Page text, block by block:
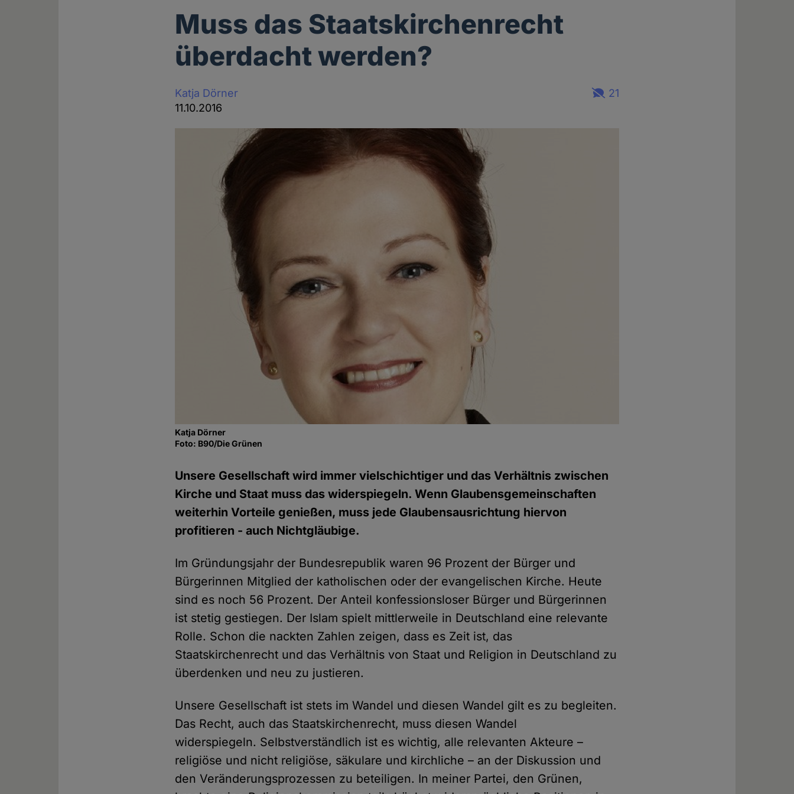
Muss das Staatskirchenrecht
überdacht werden?
Katja Dörner
11.10.2016
21
Katja Dörner
Foto: B90/Die Grünen
Unsere Gesellschaft wird immer vielschichtiger und das Verhältnis zwischen
Kirche und Staat muss das widerspiegeln. Wenn Glaubensgemeinschaften
weiterhin Vorteile genießen, muss jede Glaubensausrichtung hiervon
profitieren - auch Nichtgläubige.
Im Gründungsjahr der Bundesrepublik waren 96 Prozent der Bürger und
Bürgerinnen Mitglied der katholischen oder der evangelischen Kirche. Heute
sind es noch 56 Prozent. Der Anteil konfessionsloser Bürger und Bürgerinnen
ist stetig gestiegen. Der Islam spielt mittlerweile in Deutschland eine relevante
Rolle. Schon die nackten Zahlen zeigen, dass es Zeit ist, das
Staatskirchenrecht und das Verhältnis von Staat und Religion in Deutschland zu
überdenken und neu zu justieren.
Unsere Gesellschaft ist stets im Wandel und diesen Wandel gilt es zu begleiten.
Das Recht, auch das Staatskirchenrecht, muss diesen Wandel
widerspiegeln. Selbstverständlich ist es wichtig, alle relevanten Akteure –
religiöse und nicht religiöse, säkulare und kirchliche – an der Diskussion und
den Veränderungsprozessen zu beteiligen. In meiner Partei, den Grünen,